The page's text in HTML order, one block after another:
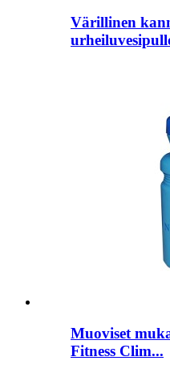
Värillinen
Muoviset
Fitness Clim...